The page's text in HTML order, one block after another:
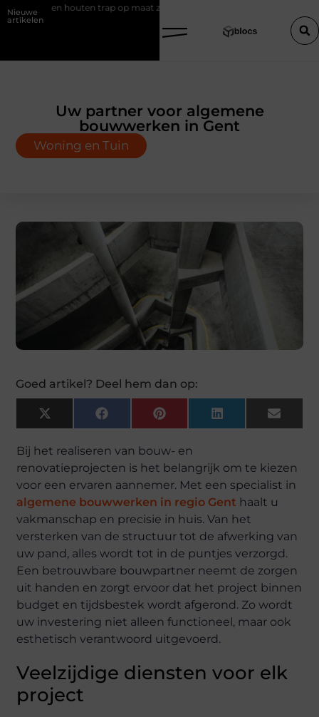
Nieuwe
artikelen
trap op maat zonder gedoe Effectieve sea-strategieën: van
Uw partner voor algemene
bouwwerken in Gent
Woning en Tuin
Goed artikel? Deel hem dan op:
X
(Twitter)
FacebookPinterestLinkedInEmail
Bij het realiseren van bouw- en
renovatieprojecten is het belangrijk om te kiezen
voor een ervaren aannemer. Met een specialist in
algemene bouwwerken in regio Gent haalt u
vakmanschap en precisie in huis. Van het
versterken van de structuur tot de afwerking van
uw pand, alles wordt tot in de puntjes verzorgd.
Een betrouwbare bouwpartner neemt de zorgen
uit handen en zorgt ervoor dat het project binnen
budget en tijdsbestek wordt afgerond. Zo wordt
uw investering niet alleen functioneel, maar ook
esthetisch verantwoord uitgevoerd.
Veelzijdige diensten voor elk
project